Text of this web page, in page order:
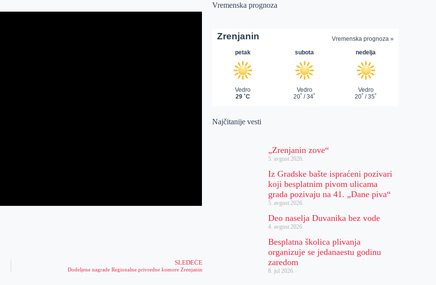
SLEDEĆE
Dodeljene nagrade Regionalne privredne komore Zrenjanin
Vremenska prognoza
Najčitanije vesti
„Zrenjanin zove“
5. avgust 2026.
Iz Gradske bašte ispraćeni pozivari
koji besplatnim pivom ulicama
grada pozivaju na 41. „Dane piva“
5. avgust 2026.
Deo naselja Duvanika bez vode
4. avgust 2026.
Besplatna školica plivanja
organizuje se jedanaestu godinu
zaredom
8. jul 2026.